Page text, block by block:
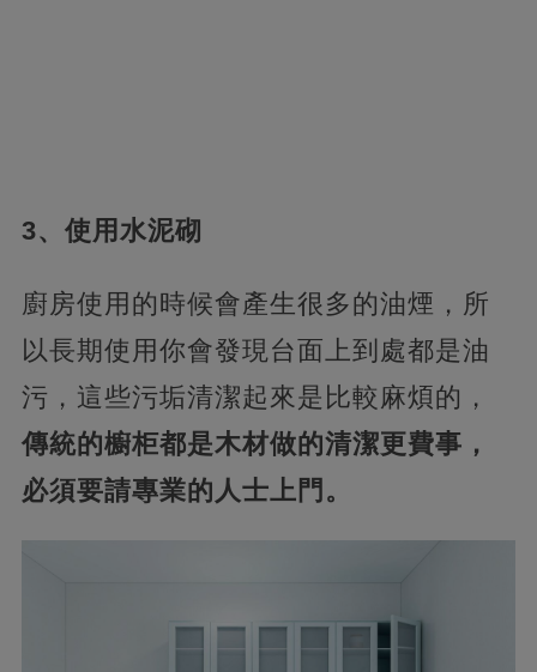
3、使用水泥砌
廚房使用的時候會產生很多的油煙，所
以長期使用你會發現台面上到處都是油
污，這些污垢清潔起來是比較麻煩的，
傳統的櫥柜都是木材做的清潔更費事，
必須要請專業的人士上門。